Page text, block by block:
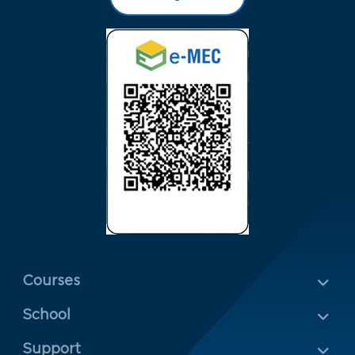
Menu Rodapé 1
Courses
School
Rodapé 2
Support